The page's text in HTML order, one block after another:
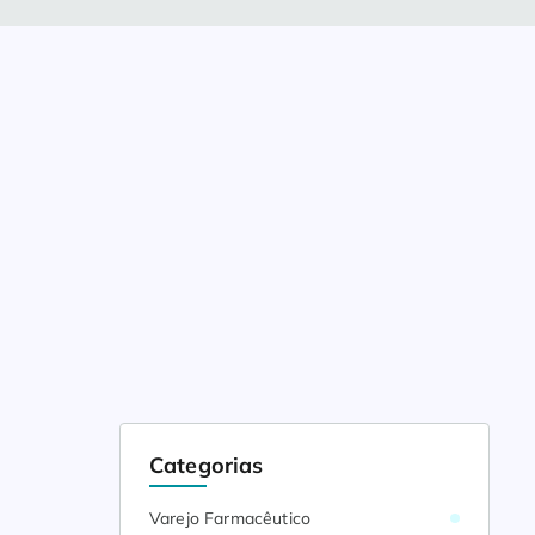
Categorias
Varejo Farmacêutico